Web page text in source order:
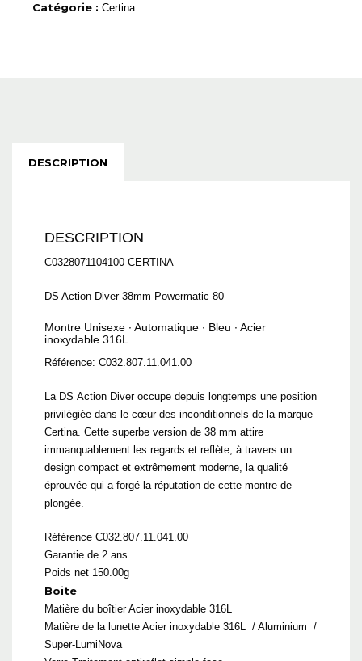
Catégorie : Certina
DESCRIPTION
DESCRIPTION
C0328071104100 CERTINA
DS Action Diver 38mm Powermatic 80
Montre Unisexe ∙ Automatique ∙ Bleu ∙ Acier
inoxydable 316L
Référence: C032.807.11.041.00
La DS Action Diver occupe depuis longtemps une position
privilégiée dans le cœur des inconditionnels de la marque
Certina. Cette superbe version de 38 mm attire
immanquablement les regards et reflète, à travers un
design compact et extrêmement moderne, la qualité
éprouvée qui a forgé la réputation de cette montre de
plongée.
Référence C032.807.11.041.00
Garantie de 2 ans
Poids net 150.00g
Boite
Matière du boîtierAcier inoxydable 316L
Matière de la lunette Acier inoxydable 316L / Aluminium /
Super-LumiNova